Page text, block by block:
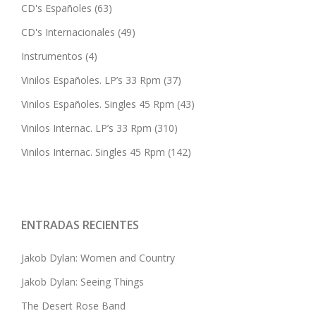
CD's Españoles (63)
CD's Internacionales (49)
Instrumentos (4)
Vinilos Españoles. LP’s 33 Rpm (37)
Vinilos Españoles. Singles 45 Rpm (43)
Vinilos Internac. LP’s 33 Rpm (310)
Vinilos Internac. Singles 45 Rpm (142)
ENTRADAS RECIENTES
Jakob Dylan: Women and Country
Jakob Dylan: Seeing Things
The Desert Rose Band